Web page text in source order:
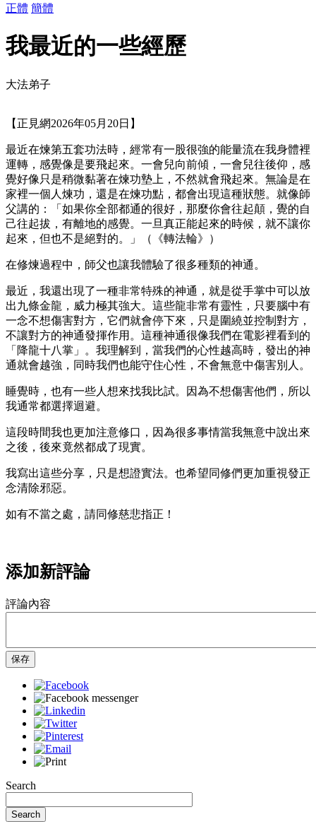
正體 簡體
我最近的一些經歷
大法弟子
【正見網2026年05月20日】
最近在煉第五套功法時，經常有一股很強的能量流在我身體裡
運轉，感覺像是要飛起來。一會兒向前傾，一會兒往後仰，感
覺好像只是稍微黏著在煉功墊上，不然就會飛起來。無論是在
家裡一個人煉功，還是在煉功點，都會出現這種狀態。就像師
父講的：「如果你全部都通的很好，那麼你會往起顛，覺的自
己往起拔，有離地的感覺。一旦真正能起來的時候，就不讓你
起來，但也不是絕對的。」（《轉法輪》）
在修煉過程中，師父也讓我體驗了很多種類的神通。
最近，我還出現了一種非常特殊的神通，就是從手掌中可以放
出九條金龍，威力極其強大。這些龍非常有靈性，只要腦中有
一念不想傷害對方，它們就會停下來，只是圍繞並控制對方，
不讓對方的神通發揮作用。這種神通很像我們在電影裡看到的
「降龍十八掌」。我理解到，當我們的心性越高時，發出的神
通就會越強，同時我們也能守住心性，不會無意中傷害別人。
睡覺時，也有一些人想來找我比試。因為不想傷害他們，所以
我通常都選擇迴避。
這段時間我也更加注意修口，因為很多事情當我無意中說出來
之後，後來竟然都成了現實。
我寫出這些分享，只是想證實法。也希望同修們更加重視發正
念清除邪惡。
如有不當之處，請同修慈悲指正！
添加新評論
評論內容
保存
Search
Search